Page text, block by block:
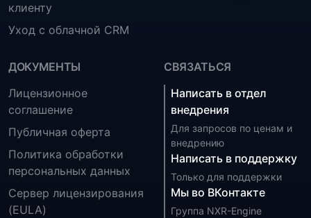
клиенту
Уход с облачной CRM
ДОКУМЕНТЫ
Лицензионное
соглашение
Публичная оферта
Политика обработки
персональных данных
Сервер лицензирования
(EULA)
СВЯЗАТЬСЯ
Написать в отдел
внедрения
Для запросов по ценам и
внедрению
Написать в поддержку
Только для поддержки
Мы во ВКонтакте
Группа NXR-Engine